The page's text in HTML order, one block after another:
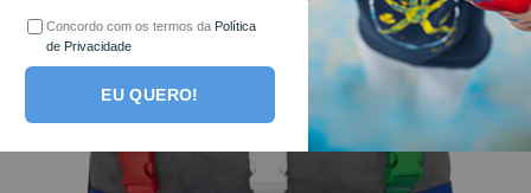
Concordo com os termos da Política
de Privacidade
EU QUERO!